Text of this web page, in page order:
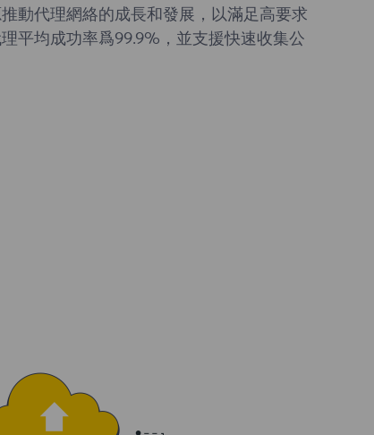
動代理網絡的成長和發展，以滿足高要求
平均成功率爲99.9%，並支援快速收集公